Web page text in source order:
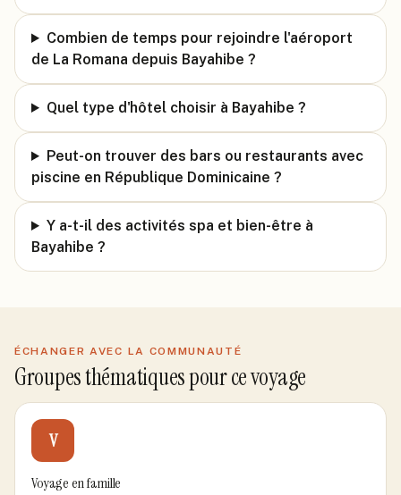
Combien de temps pour rejoindre l'aéroport
de La Romana depuis Bayahibe ?
Quel type d'hôtel choisir à Bayahibe ?
Peut-on trouver des bars ou restaurants avec
piscine en République Dominicaine ?
Y a-t-il des activités spa et bien-être à
Bayahibe ?
ÉCHANGER AVEC LA COMMUNAUTÉ
Groupes thématiques pour ce voyage
V
Voyage en famille